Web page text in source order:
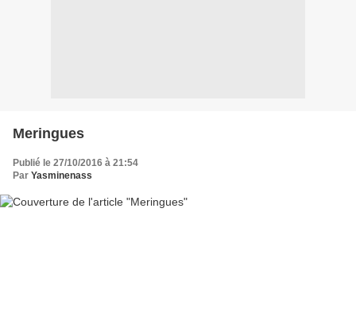
Meringues
Publié le 27/10/2016 à 21:54
Par Yasminenass